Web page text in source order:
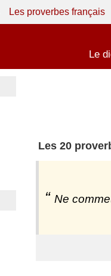
Les proverbes français
Le
Les 20
Ne